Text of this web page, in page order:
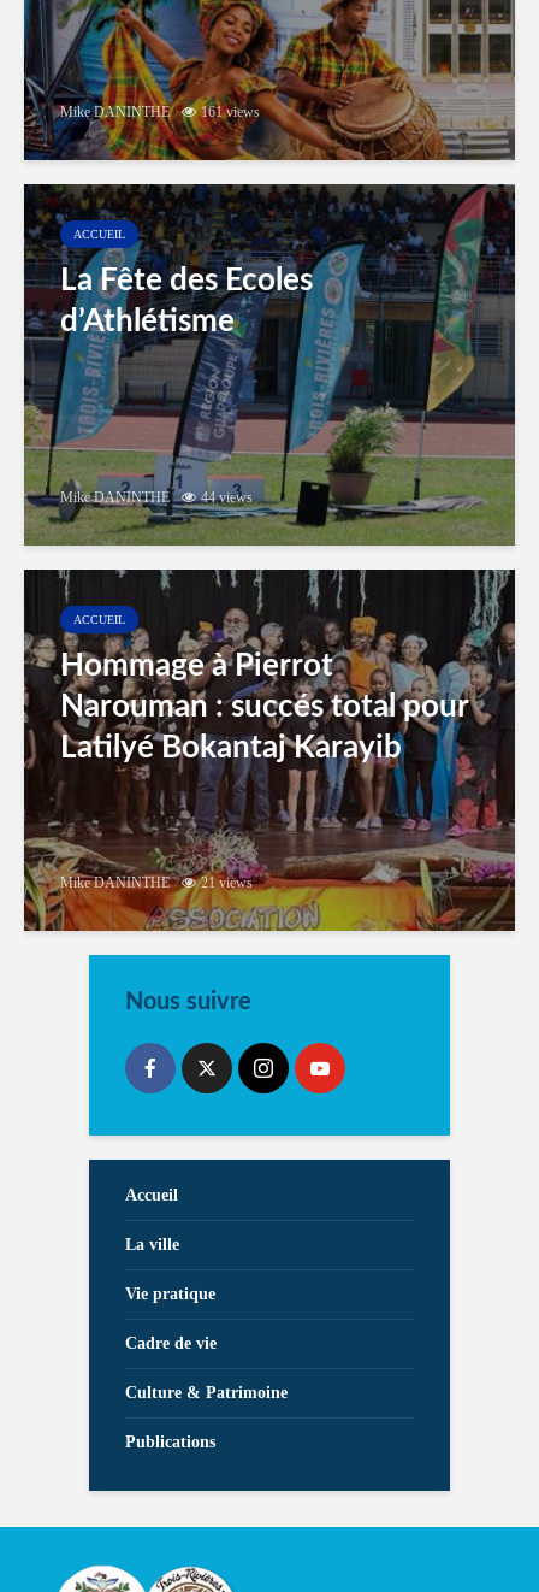
Mike DANINTHE 161 views
ACCUEIL
La Fête des Ecoles
d’Athlétisme
Mike DANINTHE 44 views
ACCUEIL
Hommage à Pierrot
Narouman : succés total pour
Latilyé Bokantaj Karayib
Mike DANINTHE 21 views
Nous suivre
Accueil
La ville
Vie pratique
Cadre de vie
Culture & Patrimoine
Publications